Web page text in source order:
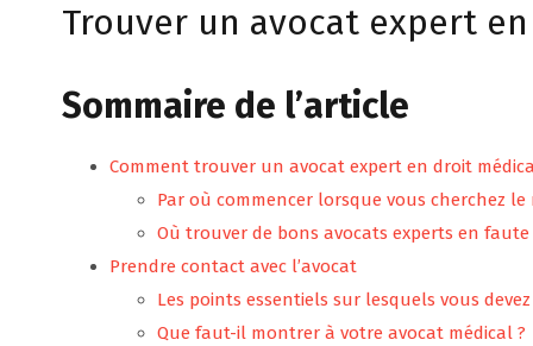
Trouver un avocat expert
Sommaire de l’article
Comment trouver un avocat expert en droit
Par où commencer lorsque vous cherchez
Où trouver de bons avocats experts en faute
Prendre contact avec l’avocat
Les points essentiels sur lesquels vous
Que faut-il montrer à votre avocat médical ?